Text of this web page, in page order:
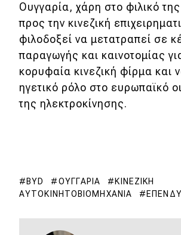
Ουγγαρία, χάρη στο φιλικό
προς την κινεζική
φιλοδοξεί να μετατραπεί σε
παραγωγής και καινοτομίας
κορυφαία κινεζική φίρμα και
ηγετικό ρόλο στο ευρωπαϊκό
της ηλεκτροκίνησης.
BYD ΟΥΓΓΑΡΊΑ
ΚΙΝΕΖΙΚΉ
ΑΥΤΟΚΙΝΗΤΟΒΙΟΜΗΧΑΝΊΑ